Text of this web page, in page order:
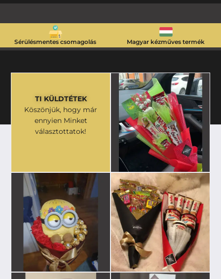
Sérülésmentes csomagolás Magyar kézműves termék
TI KÜLDTÉTEK
Köszönjük, hogy már
ennyien Minket
választottatok!